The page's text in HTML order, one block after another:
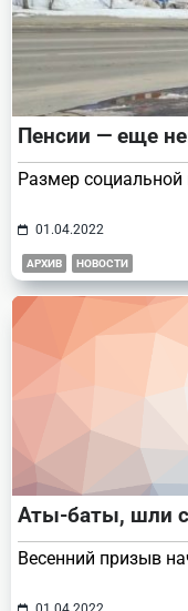
Пенсии — еще
Размер социальной
01.04.2022
АРХИВ НОВОСТИ
Аты-баты, шли
Весенний призыв